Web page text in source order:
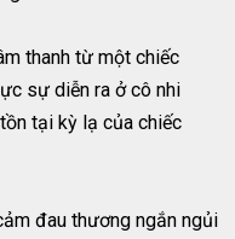
thanh từ một chiếc
sự diễn ra ở cô nhi
tại kỳ lạ của chiếc
đau thương ngắn ngủi